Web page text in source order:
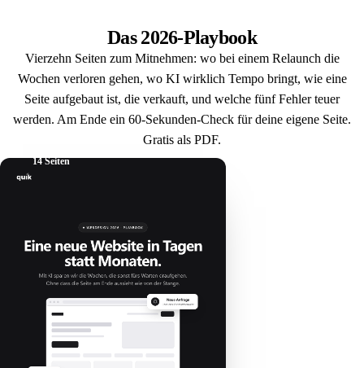
Das 2026-Playbook
Vierzehn Seiten zum Mitnehmen: wo bei einem Relaunch die
Wochen verloren gehen, wo KI wirklich Tempo bringt, wie eine
Seite aufgebaut ist, die verkauft, und welche fünf Fehler teuer
werden. Am Ende ein 60-Sekunden-Check für deine eigene Seite.
Gratis als PDF.
14 Seiten